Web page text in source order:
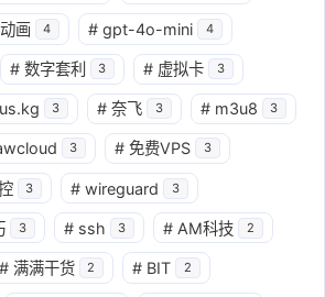
画 4 # gpt-4o-mini 4
# 数字套利 3 # 虚拟卡 3
us.kg 3 # 奈飞 3 # m3u8 3
3 # 免费VPS 3
3 # wireguard 3
3 # ssh 3 # AM科技 2
# 满满干货 2 # BIT 2